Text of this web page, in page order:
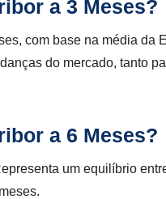
a 3 Meses?
com base na média da
do mercado, tanto
a 6 Meses?
um equilíbrio